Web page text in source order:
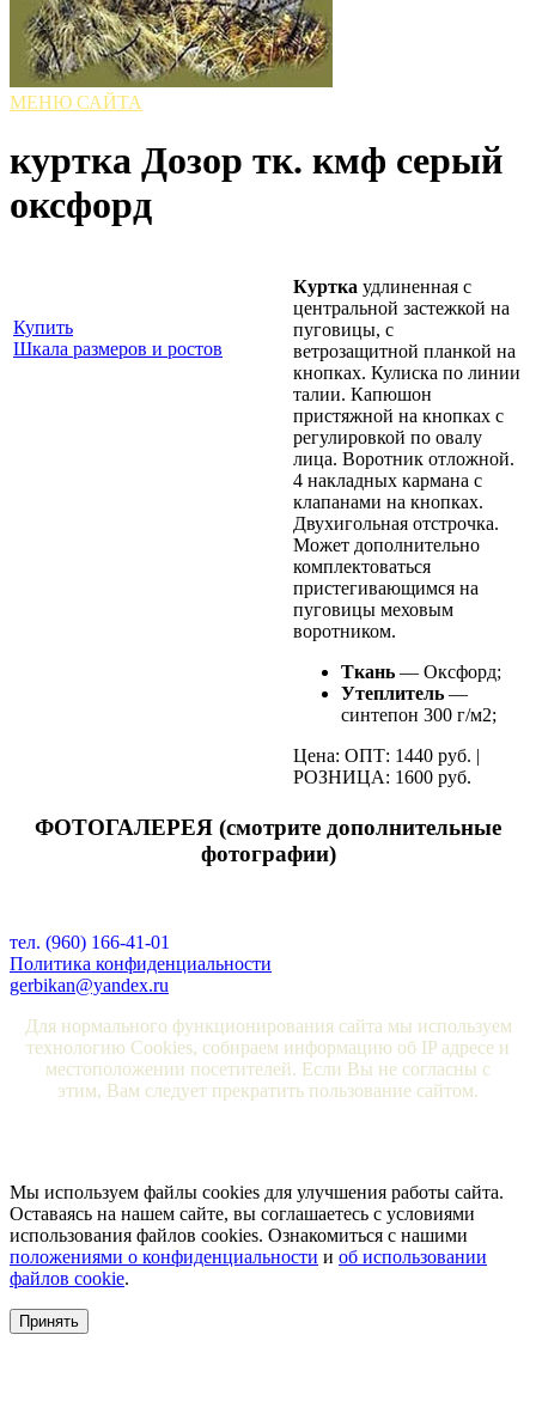
МЕНЮ САЙТА
куртка Дозор тк. кмф серый
оксфорд
Купить
Шкала размеров и ростов
Куртка удлиненная с
центральной застежкой на
пуговицы, с
ветрозащитной планкой на
кнопках. Кулиска по линии
талии. Капюшон
пристяжной на кнопках с
регулировкой по овалу
лица. Воротник отложной.
4 накладных кармана с
клапанами на кнопках.
Двухигольная отстрочка.
Может дополнительно
комплектоваться
пристегивающимся на
пуговицы меховым
воротником.
Ткань — Оксфорд;
Утеплитель —
синтепон 300 г/м2;
Цена: ОПТ: 1440 руб. |
РОЗНИЦА: 1600 руб.
ФОТОГАЛЕРЕЯ (смотрите дополнительные
фотографии)
тел. (960) 166-41-01
Политика конфиденциальности
gerbikan@yandex.ru
Для нормального функционирования сайта мы используем
технологию Cookies, собираем информацию об IP адресе и
местоположении посетителей. Если Вы не согласны с
этим, Вам следует прекратить пользование сайтом.
Мы используем файлы cookies для улучшения работы сайта.
Оставаясь на нашем сайте, вы соглашаетесь с условиями
использования файлов cookies. Ознакомиться с нашими
положениями о конфиденциальности и об использовании
файлов cookie.
Принять